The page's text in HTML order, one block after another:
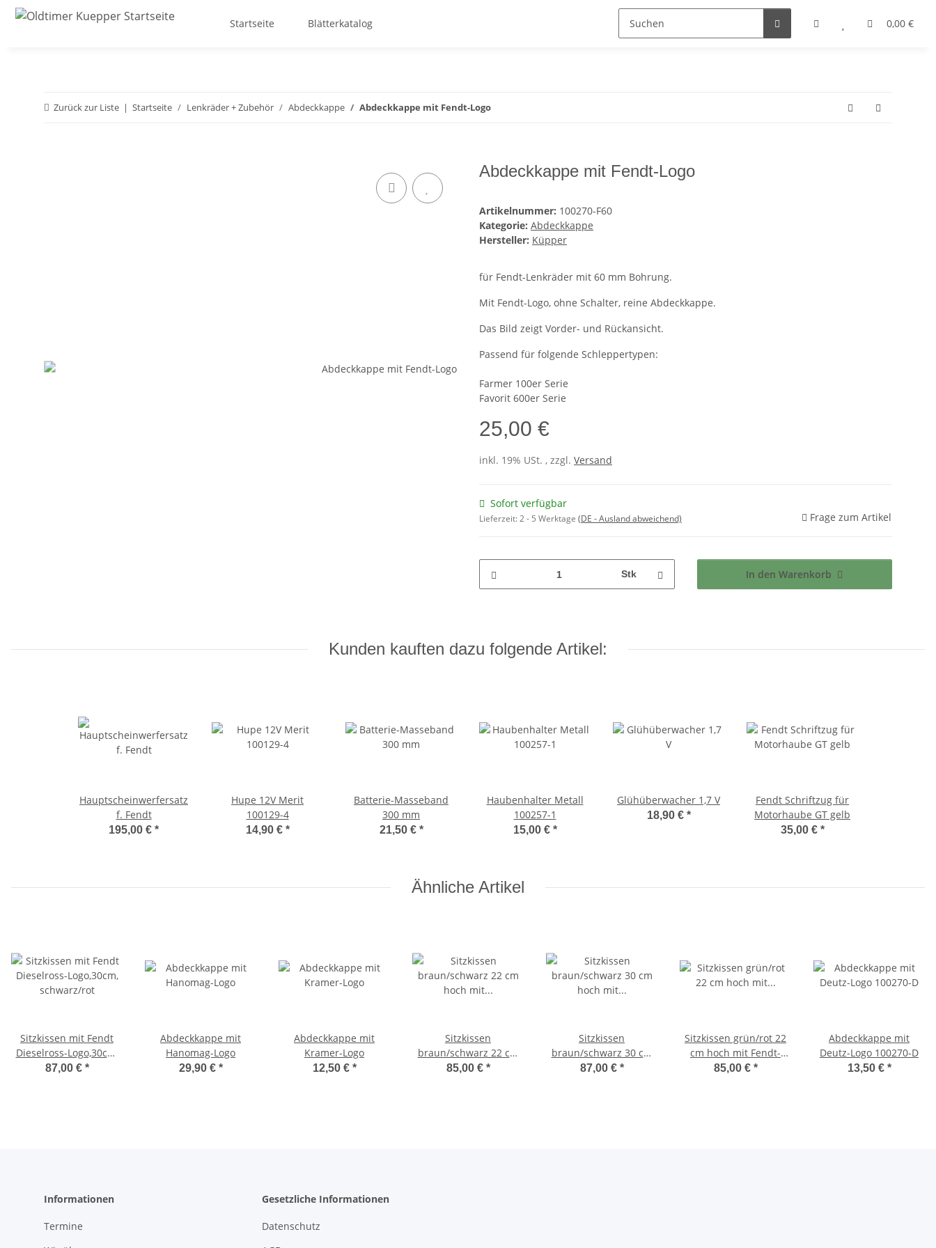
0,00 €
Startseite Blätterkatalog
Zurück zur Liste Startseite Lenkräder + Zubehör Abdeckkappe Abdeckkappe mit Fendt-Logo
Abdeckkappe mit Fendt-Logo
Artikelnummer: 100270-F60
Kategorie: Abdeckkappe
Hersteller: Küpper
für Fendt-Lenkräder mit 60 mm Bohrung.
Mit Fendt-Logo, ohne Schalter, reine Abdeckkappe.
Das Bild zeigt Vorder- und Rückansicht.
Passend für folgende Schleppertypen:
Farmer 100er Serie
Favorit 600er Serie
25,00 €
inkl. 19% USt. , zzgl. Versand
Sofort verfügbar
Lieferzeit:2 - 5 Werktage (DE - Ausland abweichend) Frage zum Artikel
Stk In den Warenkorb
Kunden kauften dazu folgende Artikel:
Hauptscheinwerfersatz
f. Fendt
195,00 € *
Hupe 12V Merit
100129-4
14,90 € *
Batterie-Masseband
300 mm
21,50 € *
Haubenhalter Metall
100257-1
15,00 € *
Glühüberwacher 1,7 V
18,90 € *
Fendt Schriftzug für
Motorhaube GT gelb
35,00 € *
Ähnliche Artikel
Sitzkissen mit Fendt
Dieselross-Logo,30cm,
schwarz/rot
87,00 € *
Abdeckkappe mit
Hanomag-Logo
29,90 € *
Abdeckkappe mit
Kramer-Logo
12,50 € *
Sitzkissen
braun/schwarz 22 cm
hoch mit Fendt-
85,00 € *
Sitzkissen
braun/schwarz 30 cm
hoch mit Fendt-
87,00 € *
Sitzkissen grün/rot 22
cm hoch mit Fendt-
Dieselroß-Logo
85,00 € *
Abdeckkappe mit
Deutz-Logo 100270-D
13,50 € *
Informationen
Termine
Gesetzliche Informationen
Datenschutz